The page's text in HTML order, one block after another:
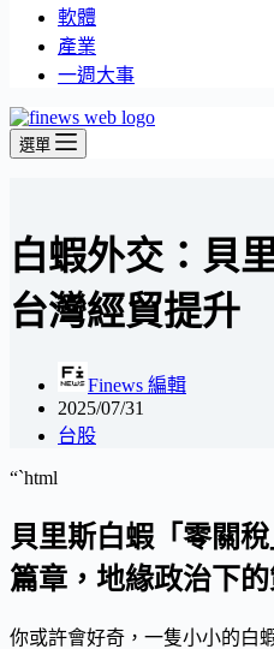
軟體
產業
一週大事
選單
白蝦外交：貝
台灣經貿提升
Finews 編輯
2025/07/31
台股
“`html
貝里斯白蝦「零關
篇章，地緣政治下
你或許會好奇，一隻小小的白